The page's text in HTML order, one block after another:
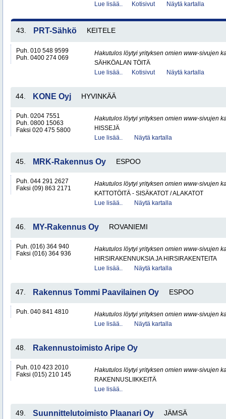
Lue lisää..
Kotisivut Näytä kartalla
43. PRT-Sähkö KEITELE
Puh. 010 548 9599
Puh. 0400 274 069
Hakutulos löytyi yrityksen omien www-sivujen
SÄHKÖALAN TÖITÄ
Lue lisää..
Kotisivut Näytä kartalla
44. KONE Oyj HYVINKÄÄ
Puh. 0204 7551
Puh. 0800 15063
Faksi 020 475 5800
Hakutulos löytyi yrityksen omien www-sivujen
HISSEJÄ
Lue lisää..
Näytä kartalla
45. MRK-Rakennus Oy ESPOO
Puh. 044 291 2627
Faksi (09) 863 2171
Hakutulos löytyi yrityksen omien www-sivujen
KATTOTÖITÄ - SISÄKATOT / ALAKATOT
Lue lisää..
Näytä kartalla
46. MY-Rakennus Oy ROVANIEMI
Puh. (016) 364 940
Faksi (016) 364 936
Hakutulos löytyi yrityksen omien www-sivujen
HIRSIRAKENNUKSIA JA HIRSIRAKENTEITA
Lue lisää..
Näytä kartalla
47. Rakennus Tommi Paavilainen Oy ESPOO
Puh. 040 841 4810
Hakutulos löytyi yrityksen omien www-sivujen
Lue lisää..
Näytä kartalla
48. Rakennustoimisto Aripe Oy
Puh. 010 423 2010
Faksi (015) 210 145
Hakutulos löytyi yrityksen omien www-sivujen
RAKENNUSLIIKKEITÄ
Lue lisää..
49. Suunnittelutoimisto Plaanari Oy JÄMSÄ